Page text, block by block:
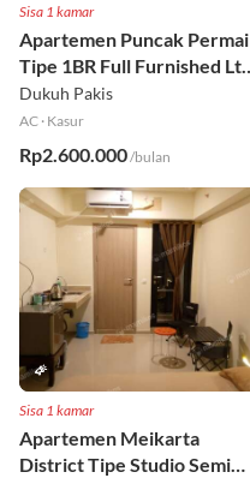
Sisa 1 kamar
Apartemen Puncak Permai
Tipe 1BR Full Furnished Lt
18
Dukuh Pakis
AC · Kasur
Rp2.600.000/bulan
Sisa 1 kamar
Apartemen Meikarta
District Tipe Studio Semi